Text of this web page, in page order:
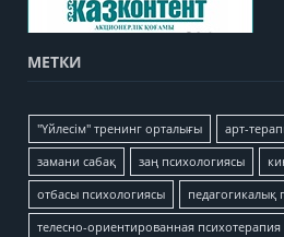
МЕТКИ
"Үйлесім" тренинг орталығы арт-
замани сабақ заң психологиясы
отбасы психологиясы педагогикалық
телесно-ориентированная психотерапия